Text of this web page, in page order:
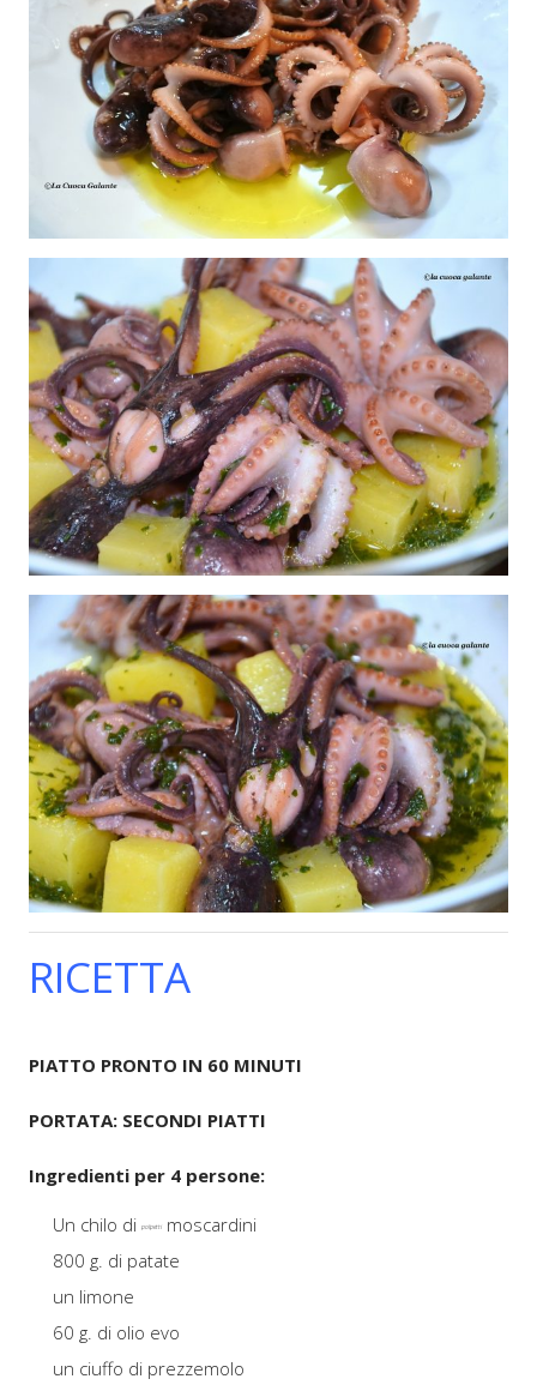
RICETTA
PIATTO PRONTO IN 60 MINUTI
PORTATA: SECONDI PIATTI
Ingredienti per 4 persone:
Un chilo dipolpetti
moscardini
800 g. di patate
un limone
60 g. di olio evo
un ciuffo di prezzemolo